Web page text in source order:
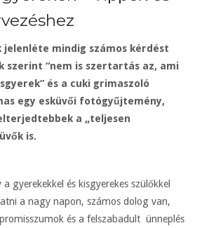
jelenléte mindig számos kérdést
szerint “nem is szertartás az, ami
és a cuki grimaszoló
egy esküvői fotógyűjtemény,
a „teljesen
is.
gyerekekkel és kisgyerekes szülőkkel
a nagy napon, számos dolog van,
és a felszabadult ünneplés